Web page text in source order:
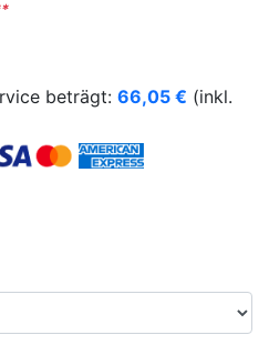
beträgt: 66,05 € (inkl.